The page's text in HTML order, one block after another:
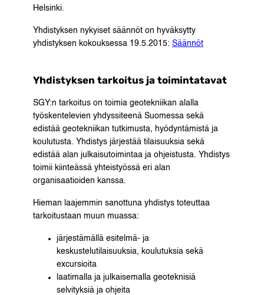
Helsinki.
Yhdistyksen nykyiset säännöt on hyväksytty
yhdistyksen kokouksessa 19.5.2015: Säännöt
Yhdistyksen tarkoitus ja toimintatavat
SGY:n tarkoitus on toimia geotekniikan alalla
työskentelevien yhdyssiteenä Suomessa sekä
edistää geotekniikan tutkimusta, hyödyntämistä ja
koulutusta. Yhdistys järjestää tilaisuuksia sekä
edistää alan julkaisutoimintaa ja ohjeistusta. Yhdistys
toimii kiinteässä yhteistyössä eri alan
organisaatioiden kanssa.
Hieman laajemmin sanottuna yhdistys toteuttaa
tarkoitustaan muun muassa:
järjestämällä esitelmä- ja
keskustelutilaisuuksia, koulutuksia sekä
excursioita
laatimalla ja julkaisemalla geoteknisiä
selvityksiä ja ohjeita